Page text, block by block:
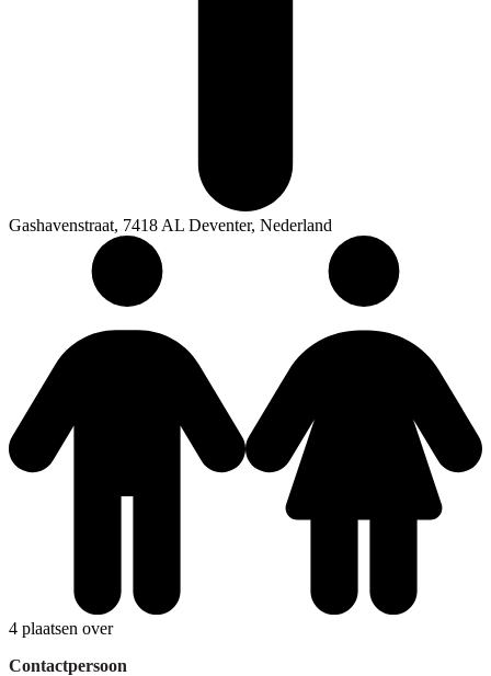
Gashavenstraat, 7418 AL Deventer, Nederland
4 plaatsen over
Contactpersoon